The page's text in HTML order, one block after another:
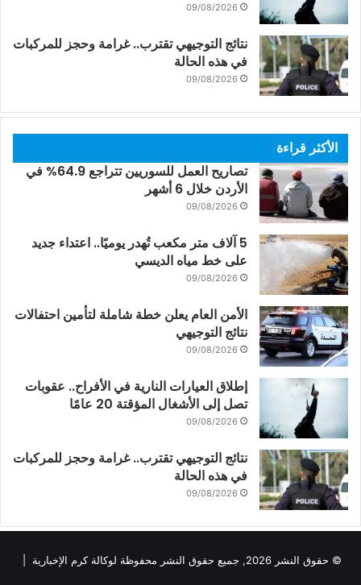
09/08/2026
نتائج التوجيهي تقترب.. غرامة وحجز للمركبات
في هذه الحالة
09/08/2026
الأكثر قراءة
تصاريح العمل للسوريين تتراجع 64.9% في
الأردن خلال 6 أشهر
09/08/2026
5 آلاف متر مكعب تُهدر يوميًا.. اعتداء جديد
على خط مياه الديسي
09/08/2026
الأمن العام يعلن خطة شاملة لتأمين احتفالات
نتائج التوجيهي
09/08/2026
إطلاق العيارات النارية في الأفراح.. عقوبات
تصل إلى الأشغال المؤقتة 20 عامًا
09/08/2026
نتائج التوجيهي تقترب.. غرامة وحجز للمركبات
في هذه الحالة
09/08/2026
© حقوق النشر 2026, جميع حقوق النشر محفوظة لوكالة كرم الإخبارية |